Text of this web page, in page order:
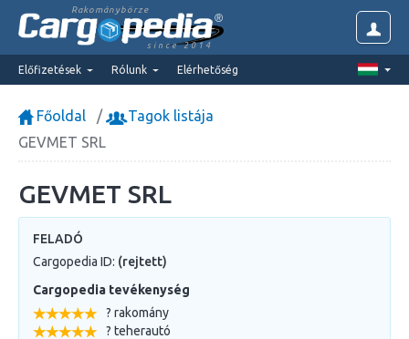
Rakománybörze
since 2014
Előfizetések Rólunk Elérhetőség
Főoldal
Tagok listája
GEVMET SRL
GEVMET SRL
FELADÓ
Cargopedia ID: (rejtett)
Cargopedia tevékenység
? rakomány
? teherautó